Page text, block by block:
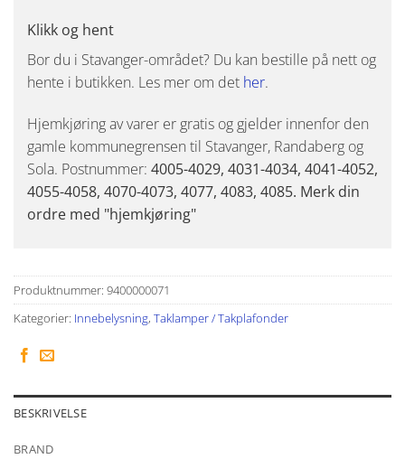
Klikk og hent
Bor du i Stavanger-området? Du kan bestille på nett og
hente i butikken. Les mer om det her.
Hjemkjøring av varer er gratis og gjelder innenfor den
gamle kommunegrensen til Stavanger, Randaberg og
Sola. Postnummer: 4005-4029, 4031-4034, 4041-4052,
4055-4058, 4070-4073, 4077, 4083, 4085. Merk din
ordre med "hjemkjøring"
Produktnummer: 9400000071
Kategorier: Innebelysning, Taklamper / Takplafonder
BESKRIVELSE
BRAND